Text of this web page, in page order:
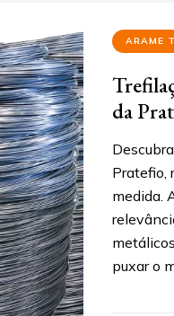
ARAME
da
Pratefio,
medida.
puxar o